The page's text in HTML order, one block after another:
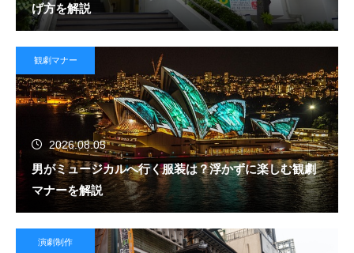
げ方を解説
観劇マナー
2026.08.05
男がミュージカルへ行く服装は？浮かずに楽しむ観劇
マナーを解説
演劇制作